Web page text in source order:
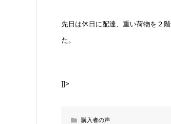
先日は休日に配達、重い荷物を２
た。
]]>
購入者の声